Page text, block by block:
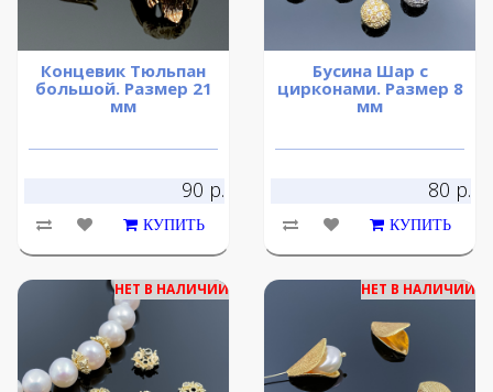
Концевик Тюльпан
большой. Размер 21
мм
90 р.
КУПИТЬ
Бусина Шар с
цирконами. Размер 8
мм
80 р.
КУПИТЬ
НЕТ В НАЛИЧИИ НЕТ В НАЛИЧИИ